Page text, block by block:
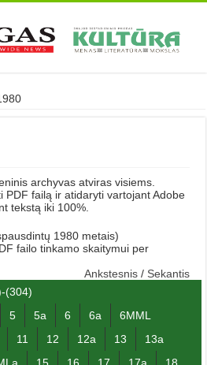
archyvas atviras visiems.
PDF failą ir atidaryti vartojant Adobe
tekstą iki 100%.
1980 metais)
failo tinkamo skaitymui per
Ankstesnis / Sekantis
(304)
5 5a 6 6a
6MML
11 12 12a 13
13a